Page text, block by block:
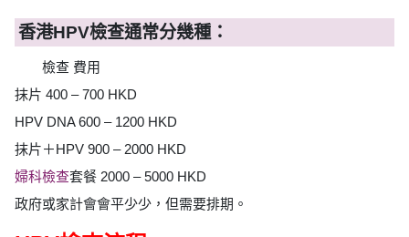
香港HPV檢查通常分幾種：
檢查 費用
抹片 400 – 700 HKD
HPV DNA 600 – 1200 HKD
抹片＋HPV 900 – 2000 HKD
婦科檢查套餐 2000 – 5000 HKD
政府或家計會會平少少，但需要排期。